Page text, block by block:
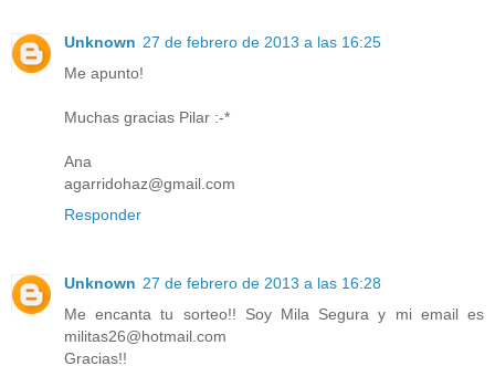
Unknown 27 de febrero de 2013 a las 16:25
Me apunto!
Muchas gracias Pilar :-*
Ana
agarridohaz@gmail.com
Responder
Unknown 27 de febrero de 2013 a las 16:28
Me encanta tu sorteo!! Soy Mila Segura y mi email es
militas26@hotmail.com
Gracias!!